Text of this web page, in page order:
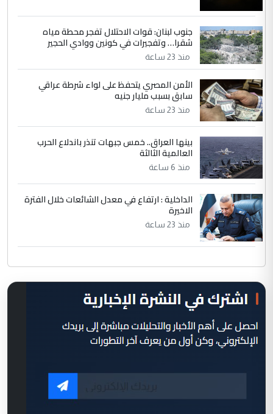
جنوب لبنان: قوات الاحتلال تفجر محطة مياه
شقرا… وتفجيرات في كونين ووادي الحجير
منذ 23 ساعة
الأمن المصري يتحفظ على لواء شرطة عراقي
سابق بسبب مليار جنيه
منذ 23 ساعة
بينها العراق.. خمس جبهات تنذر باندلاع الحرب
العالمية الثالثة
منذ 6 ساعة
الداخلية : ارتفاع في معدل الشائعات خلال الفترة
الاخيرة
منذ 23 ساعة